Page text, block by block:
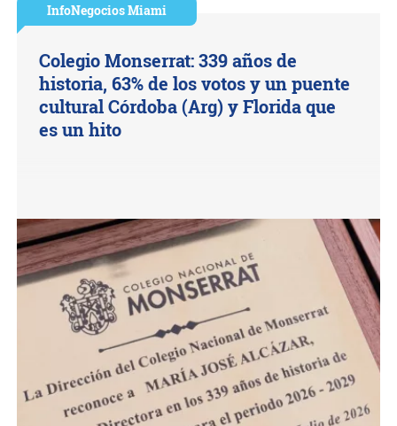
InfoNegocios Miami
Colegio Monserrat: 339 años de
historia, 63% de los votos y un puente
cultural Córdoba (Arg) y Florida que
es un hito